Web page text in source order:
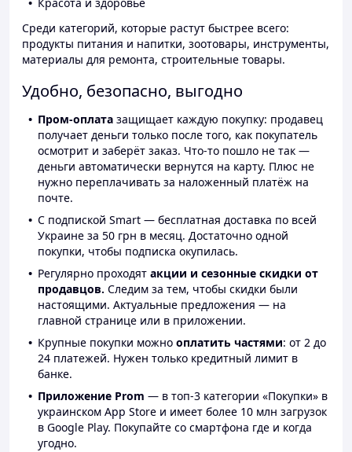
Среди категорий, которые растут быстрее всего:
продукты питания и напитки, зоотовары, инструменты,
материалы для ремонта, строительные товары.
Удобно, безопасно, выгодно
Пром-оплата защищает каждую покупку: продавец
получает деньги только после того, как покупатель
осмотрит и заберёт заказ. Что-то пошло не так —
деньги автоматически вернутся на карту. Плюс не
нужно переплачивать за наложенный платёж на
почте.
С подпиской Smart — бесплатная доставка по всей
Украине за 50 грн в месяц. Достаточно одной
покупки, чтобы подписка окупилась.
Регулярно проходят акции и сезонные скидки от
продавцов. Следим за тем, чтобы скидки были
настоящими. Актуальные предложения — на
главной странице или в приложении.
Крупные покупки можно оплатить частями: от 2 до
24 платежей. Нужен только кредитный лимит в
банке.
Приложение Prom — в топ-3 категории «Покупки» в
украинском App Store и имеет более 10 млн загрузок
в Google Play. Покупайте со смартфона где и когда
угодно.